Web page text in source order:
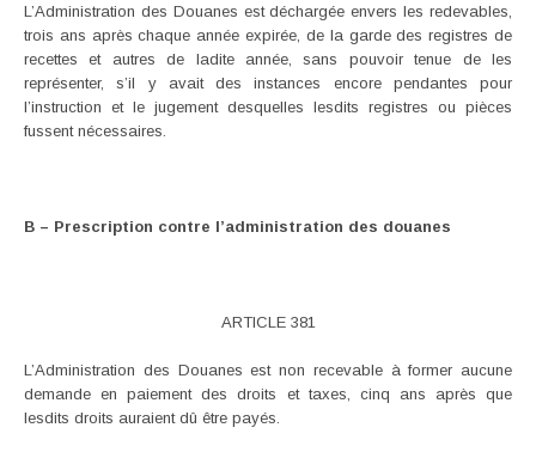
L’Administration des Douanes est déchargée envers les redevables,
trois ans après chaque année expirée, de la garde des registres de
recettes et autres de ladite année, sans pouvoir tenue de les
représenter, s’il y avait des instances encore pendantes pour
l’instruction et le jugement desquelles lesdits registres ou pièces
fussent nécessaires.
B – Prescription contre l’administration des douanes
ARTICLE 381
L’Administration des Douanes est non recevable à former aucune
demande en paiement des droits et taxes, cinq ans après que
lesdits droits auraient dû être payés.